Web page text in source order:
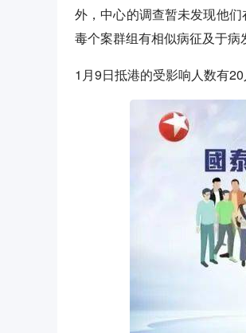
外，中心的调查暂未发现他
毒个案群组有相似病征及于病
1月9日抵港的受影响人数有